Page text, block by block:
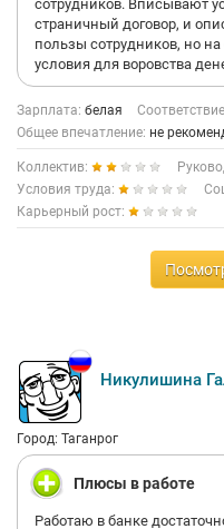
сотрудников. Вписывают
страничный договор, и
пользы сотрудников, но
условия для воровства
Зарплата: белая
Общее впечатление: не
Коллектив:
Условия труда:
Карьерный рост:
Никулишина
Город: Таганрог
Плюсы в работе
Работаю в банке